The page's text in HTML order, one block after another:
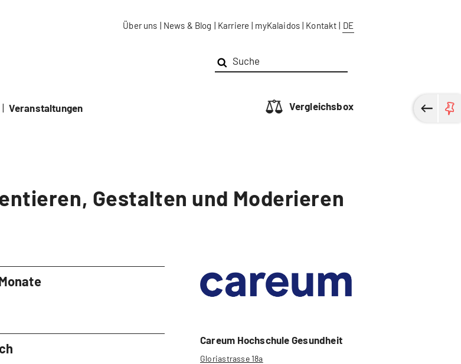
Über uns | News & Blog | Karriere | myKalaidos | Kontakt | DE
| Veranstaltungen Vergleichsbox
Gestalten und Moderieren
Careum Hochschule Gesundheit
Gloriastrasse 18a